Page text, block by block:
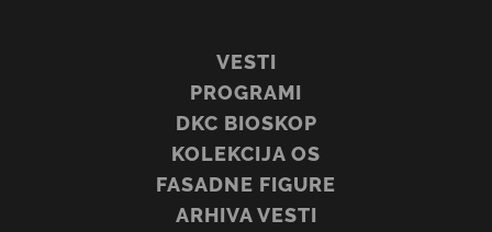
VESTI
PROGRAMI
DKC BIOSKOP
KOLEKCIJA OS
FASADNE FIGURE
ARHIVA VESTI